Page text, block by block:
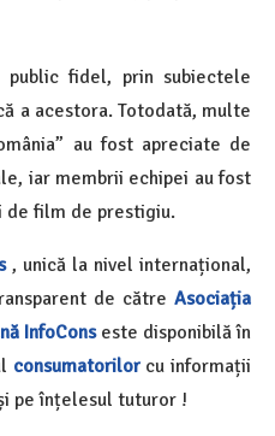
public fidel, prin subiectele
a acestora. Totodată, multe
au fost apreciate de
iar membrii echipei au fost
film de prestigiu.
, unică la nivel internațional,
de către Asociația
InfoCons este disponibilă în
consumatorilor cu informații
pe înțelesul tuturor !